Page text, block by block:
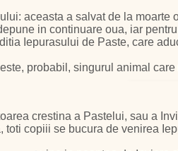
aceasta a salvat de la moarte
in continuare oua, iar
Iepurasului de Paste, care
probabil, singurul animal
crestina a Pastelui, sau a
copiii se bucura de venirea